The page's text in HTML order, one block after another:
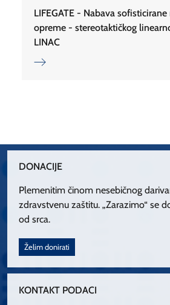
LIFEGATE - Nabava
opreme - stereotaktičkog
LINAC
DONACIJE
Plemenitim činom nesebičnog
zdravstvenu zaštitu. „Zarazimo“ se
od srca.
Želim donirati
KONTAKT PODACI